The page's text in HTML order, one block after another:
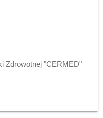
Zdrowotnej "CERMED"